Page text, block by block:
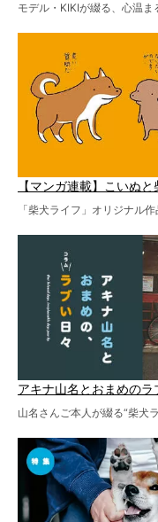
モデル・KIKIが綴る、心温ま
【マンガ連載】こいぬと
「柴犬ライフ」オリジナル作
アキナ山名とおまめのラ
山名さんご本人が綴る“柴犬